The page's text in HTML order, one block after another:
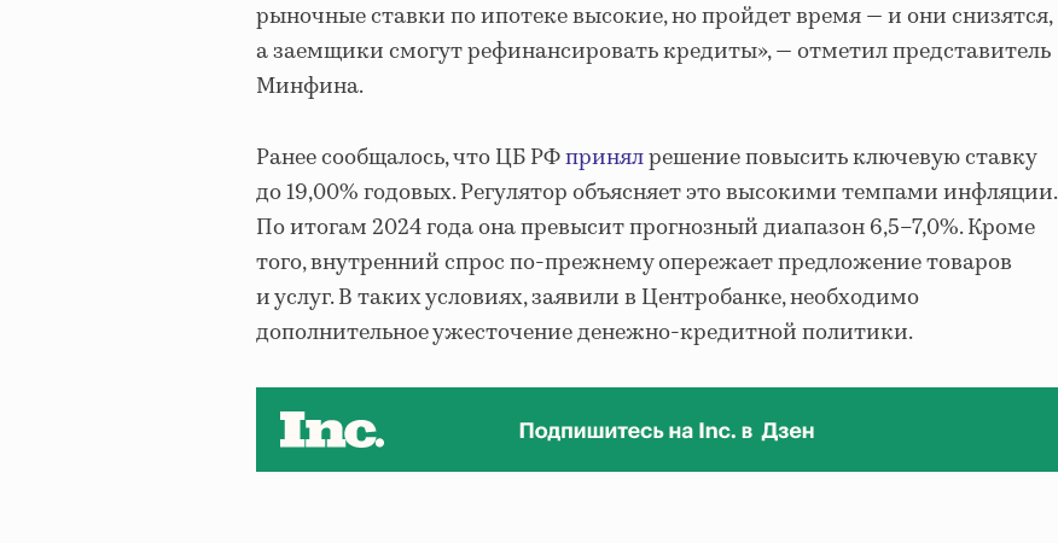
рыночные ставки по ипотеке высокие, но пройдет время — и они снизятся,
а заемщики смогут рефинансировать кредиты», — отметил представитель
Минфина.
Ранее сообщалось, что ЦБ РФпринялрешение повысить ключевую ставку
до 19,00% годовых. Регулятор объясняет это высокими темпами инфляции.
По итогам 2024 года она превысит прогнозный диапазон 6,5–7,0%. Кроме
того, внутренний спрос по-прежнему опережает предложение товаров
и услуг. В таких условиях, заявили в Центробанке, необходимо
дополнительное ужесточение денежно-кредитной политики.